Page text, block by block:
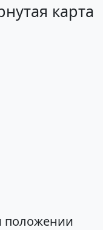
карта
положении